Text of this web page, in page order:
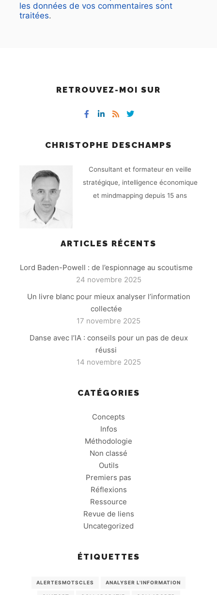
les données de vos commentaires sont
traitées.
RETROUVEZ-MOI SUR
CHRISTOPHE DESCHAMPS
Consultant et formateur en veille
stratégique, intelligence économique
et mindmapping depuis 15 ans
ARTICLES RÉCENTS
Lord Baden-Powell : de l’espionnage au scoutisme
24 novembre 2025
Un livre blanc pour mieux analyser l’information
collectée
17 novembre 2025
Danse avec l’IA : conseils pour un pas de deux
réussi
14 novembre 2025
CATÉGORIES
Concepts
Infos
Méthodologie
Non classé
Outils
Premiers pas
Réflexions
Ressource
Revue de liens
Uncategorized
ÉTIQUETTES
ALERTESMOTSCLES ANALYSER L'INFORMATION